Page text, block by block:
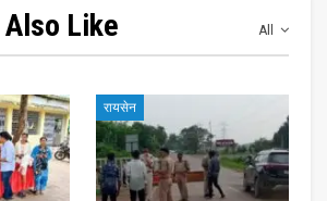
All
Like
रायसेन